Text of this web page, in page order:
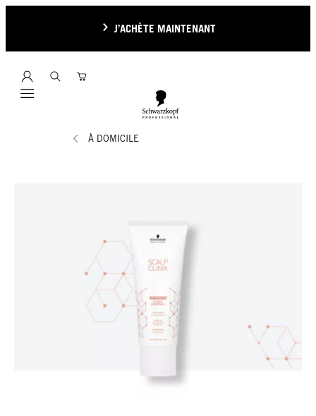
J’ACHÈTE MAINTENANT
Mobile navigation
À DOMICILE